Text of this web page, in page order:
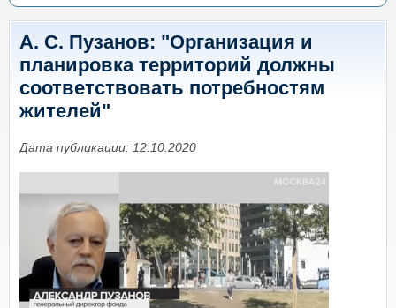
А. С. Пузанов: "Организация и
планировка территорий должны
соответствовать потребностям
жителей"
Дата публикации: 12.10.2020